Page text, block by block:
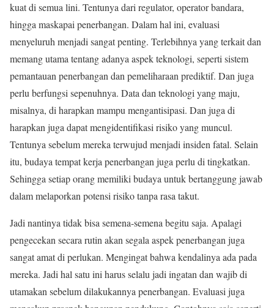
kuat di semua lini. Tentunya dari regulator, operator bandara,
hingga maskapai penerbangan. Dalam hal ini, evaluasi
menyeluruh menjadi sangat penting. Terlebihnya yang terkait dan
memang utama tentang adanya aspek teknologi, seperti sistem
pemantauan penerbangan dan pemeliharaan prediktif. Dan juga
perlu berfungsi sepenuhnya. Data dan teknologi yang maju,
misalnya, di harapkan mampu mengantisipasi. Dan juga di
harapkan juga dapat mengidentifikasi risiko yang muncul.
Tentunya sebelum mereka terwujud menjadi insiden fatal. Selain
itu, budaya tempat kerja penerbangan juga perlu di tingkatkan.
Sehingga setiap orang memiliki budaya untuk bertanggung jawab
dalam melaporkan potensi risiko tanpa rasa takut.
Jadi nantinya tidak bisa semena-semena begitu saja. Apalagi
pengecekan secara rutin akan segala aspek penerbangan juga
sangat amat di perlukan. Mengingat bahwa kendalinya ada pada
mereka. Jadi hal satu ini harus selalu jadi ingatan dan wajib di
utamakan sebelum dilakukannya penerbangan. Evaluasi juga